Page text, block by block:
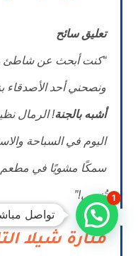
تعليق سائح
“كنت أبحث عن شاطئ
ونصحني أحد الأصدقاء
أشبه بالجنة! الرمال
اليوم في السباحة
سمكًا مشويًا في مطعم
تُنسى!”
منارة شيلا
تواصل
1